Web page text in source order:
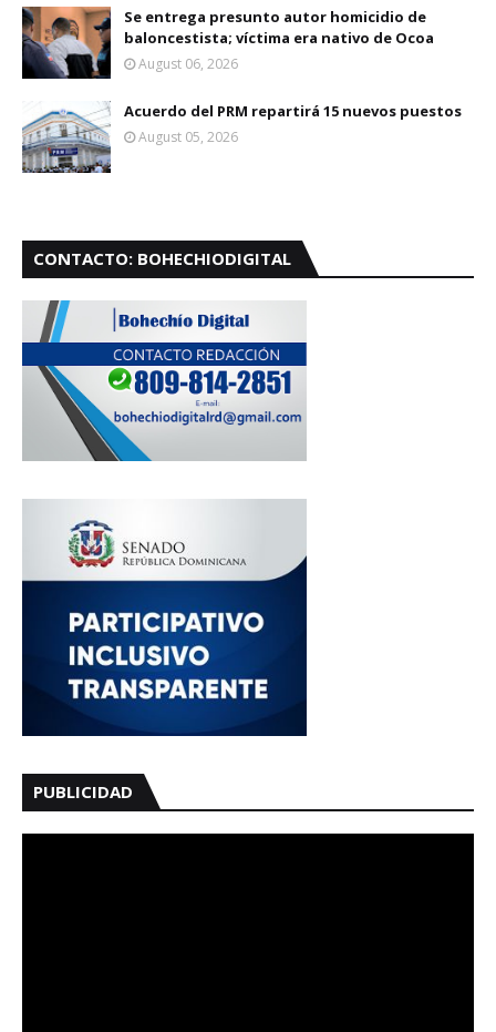
Se entrega presunto autor homicidio de
baloncestista; víctima era nativo de Ocoa
August 06, 2026
Acuerdo del PRM repartirá 15 nuevos puestos
August 05, 2026
CONTACTO: BOHECHIODIGITAL
PUBLICIDAD